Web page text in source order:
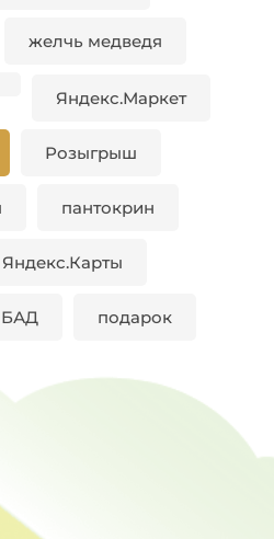
желчь медведя
Яндекс.Маркет
Розыгрыш
пантокрин
Яндекс.Карты
БАД подарок